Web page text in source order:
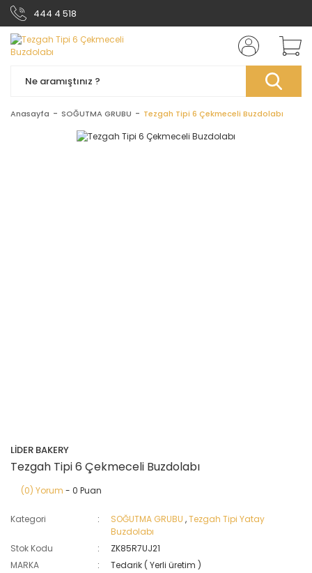
444 4 518
Anasayfa SOĞUTMA GRUBU Tezgah Tipi 6 Çekmeceli Buzdolabı
LİDER BAKERY
Tezgah Tipi 6 Çekmeceli Buzdolabı
(0) Yorum - 0 Puan
Kategori SOĞUTMA GRUBU ,Tezgah Tipi Yatay
Buzdolabı
Stok Kodu
ZK85R7UJ21
MARKA
Tedarik ( Yerli üretim )